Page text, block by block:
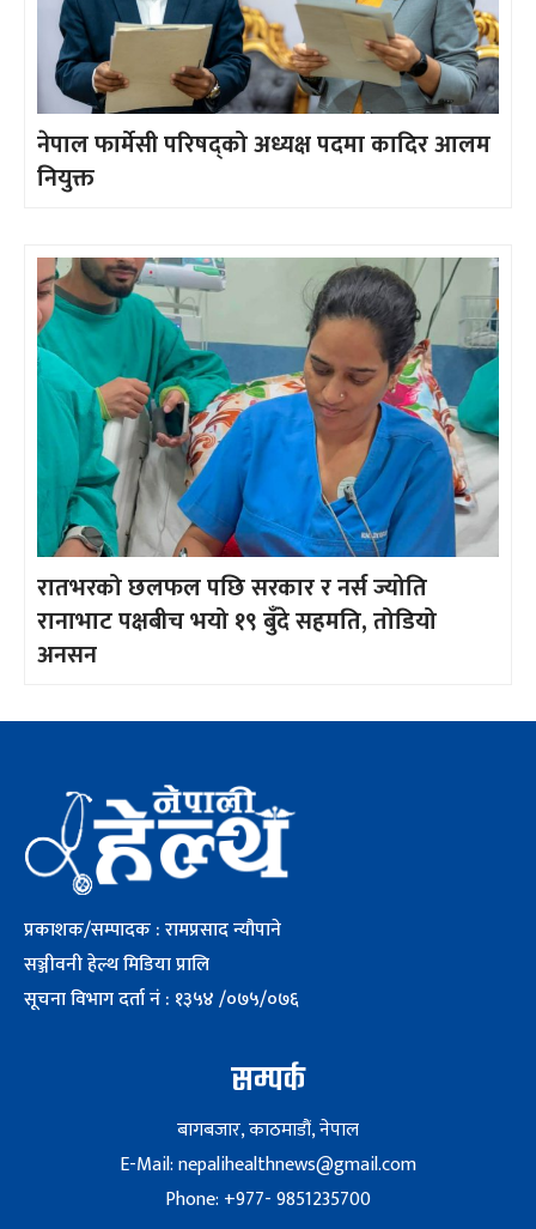
नेपाल फार्मेसी परिषद्को अध्यक्ष पदमा कादिर आलम
नियुक्त
रातभरको छलफल पछि सरकार र नर्स ज्योति
रानाभाट पक्षबीच भयो १९ बुँदे सहमति, तोडियो
अनसन
प्रकाशक/सम्पादक : रामप्रसाद न्यौपाने
सञ्जीवनी हेल्थ मिडिया प्रालि
सूचना विभाग दर्ता नं : १३५४ /०७५/०७६
सम्पर्क
बागबजार, काठमाडौं, नेपाल
E-Mail: nepalihealthnews@gmail.com
Phone: +977- 9851235700